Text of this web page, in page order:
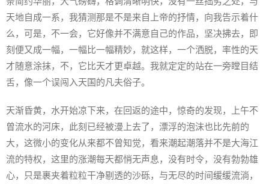
天地自成一系，我猜测那是不是来自上帝的抒情，向我告示着什
么，可是，不一会，它好像并不满意自己的作品，坚决拂去，即
刻便又成一幅，一幅比一幅精妙，就这样，一个洒脱，率性的天
才随意涂抹，不，它比天才更卓越。我就定定的站在一旁瞠目结
舌，像一个误闯入天国的凡夫俗子。
天渐昏黄，水开始凉下来，在回返的途中，惊奇的发现，上午不
曾流水的河床，此刻已经被漫上去了，漂浮的泡沫也比先前的
大，这微小的变化从来都不曾知觉，看来潮起潮落并不是大海江
流的特权，这里的涨潮每天都悄无声息，没有时令，没有勃勃雄
心，只是裹夹着粒粒干净剔透的沙砾，与无尽的时间缓缓流淌，